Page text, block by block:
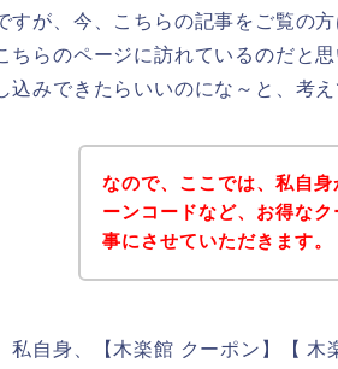
すが、今、こちらの記事をご覧の
ちらのページに訪れているのだと
込みできたらいいのにな～と、考え
なので、ここでは、私自
ーンコードなど、お得な
事にさせていただきます。
私自身、【木楽館 クーポン】【